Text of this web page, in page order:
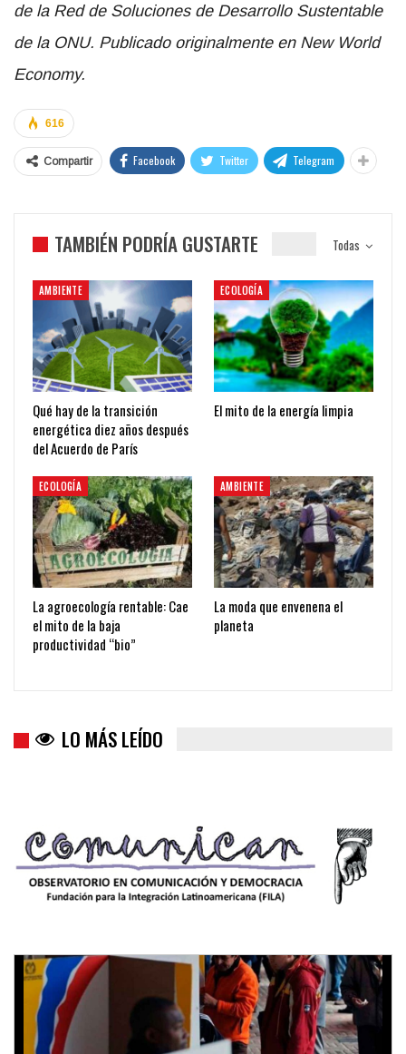
de la Red de Soluciones de Desarrollo Sustentable
de la ONU. Publicado originalmente en New World
Economy.
616
Compartir Facebook Twitter Telegram
Todas
TAMBIÉN PODRÍA GUSTARTE
AMBIENTE
Qué hay de la transición
energética diez años después
del Acuerdo de París
ECOLOGÍA
El mito de la energía limpia
ECOLOGÍA
La agroecología rentable: Cae
el mito de la baja
productividad “bio”
AMBIENTE
La moda que envenena el
planeta
LO MÁS LEÍDO
Trump y las drogas: la viga en los propios ojos